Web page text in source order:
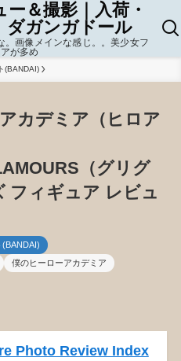
＆撮影｜入荷・
ダガンガドール
。画像メインな感じ。。美少女フ
が多め
(BANDAI)
カデミア（ヒロア
（グリグ
フィギュア レビュ
(BANDAI)
僕のヒーローアカデミア
Photo Review Index